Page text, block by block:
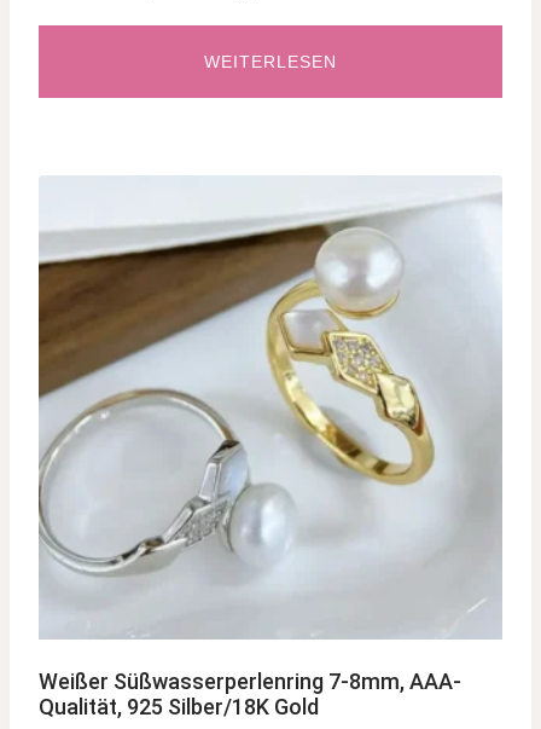
WEITERLESEN
Weißer Süßwasserperlenring 7-8mm, AAA-
Qualität, 925 Silber/18K Gold